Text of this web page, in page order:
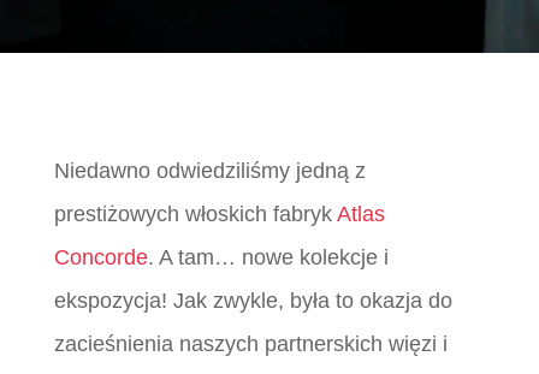
Niedawno odwiedziliśmy jedną z
prestiżowych włoskich fabryk Atlas
Concorde. A tam… nowe kolekcje i
ekspozycja! Jak zwykle, była to okazja do
zacieśnienia naszych partnerskich więzi i